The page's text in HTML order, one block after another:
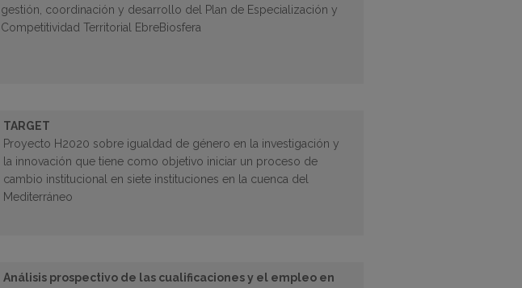
gestión, coordinación y desarrollo del Plan de Especialización y
Competitividad Territorial EbreBiosfera
TARGET
Proyecto H2020 sobre igualdad de género en la investigación y
la innovación que tiene como objetivo iniciar un proceso de
cambio institucional en siete instituciones en la cuenca del
Mediterráneo
Análisis prospectivo de las cualificaciones y el empleo en